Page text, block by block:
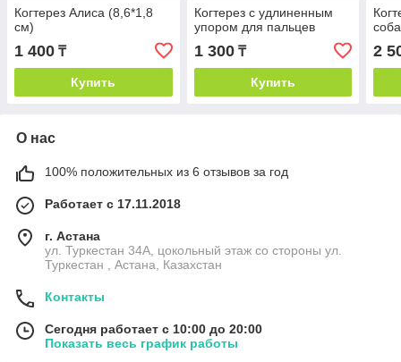
Когтерез Алиса (8,6*1,8
см)
1 400 ₸
Купить
Когтерез с удлиненным
упором для пальцев
1 300₸
Купить
2
О нас
100% положительных из 6 отзывов за год
Работает с 17.11.2018
г. Астана
ул. Туркестан 34А, цокольный этаж со стороны ул.
Туркестан , Астана, Казахстан
Контакты
Сегодня работает с 10:00 до 20:00
Показать весь график работы